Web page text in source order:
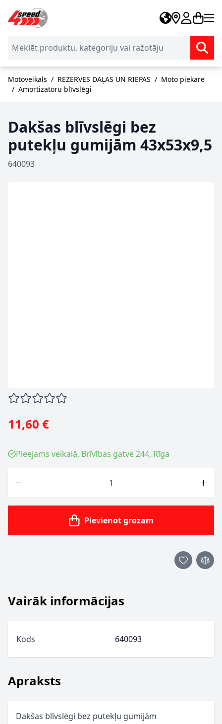
Skip to Content
Motoveikals / REZERVES DAĻAS UN RIEPAS / Moto piekare
/ Amortizatoru blīvslēgi
Dakšas blīvslēgi bez
putekļu gumijām 43x53x9,5
640093
11,60 €
Pieejams veikalā, Brīvības gatve 244, Rīga
Pievienot grozam
Apraksts
Dakšas blīvslēgi bez putekļu gumijām
Vairāk informācijas
Kods 640093